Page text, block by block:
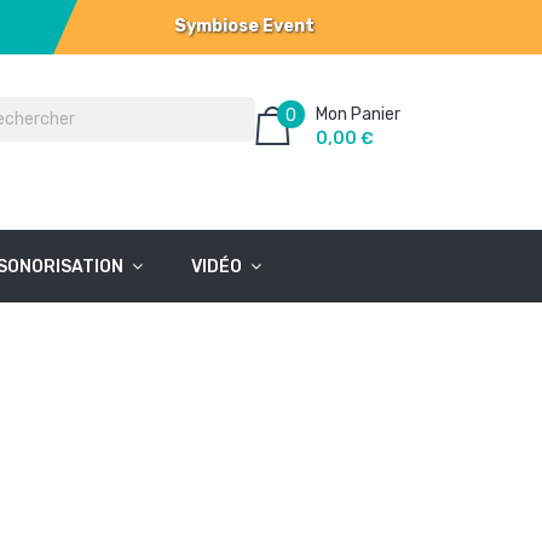
Symbiose Event
Mon Panier
0
0,00 €
VIDÉO